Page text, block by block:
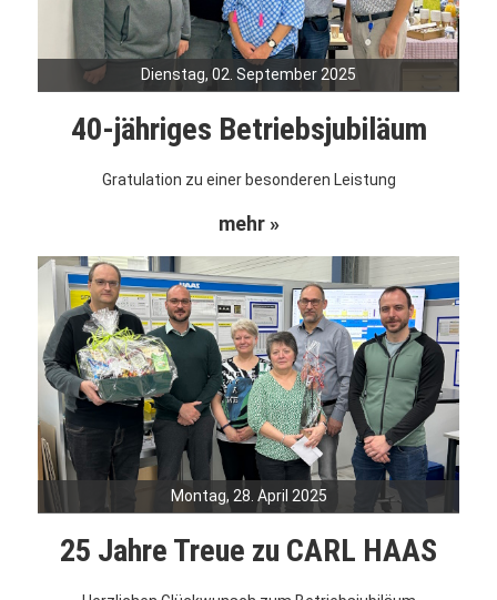
Dienstag, 02. September 2025
40-jähriges Betriebsjubiläum
Gratulation zu einer besonderen Leistung
mehr »
Montag, 28. April 2025
25 Jahre Treue zu CARL HAAS